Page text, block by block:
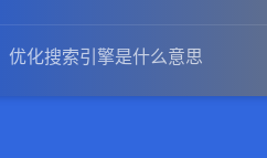
优化搜索引擎是什么意思